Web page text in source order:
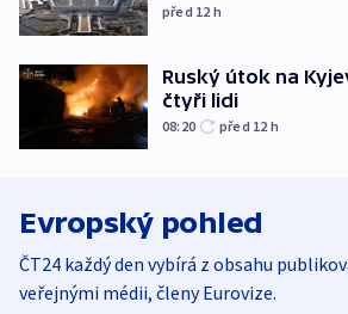
před 12 h
Ruský útok na
čtyři lidi
08:20 před 12 h
Evropský pohled
ČT24 každý den vybírá z obsahu
veřejnými médii, členy Eurovize.